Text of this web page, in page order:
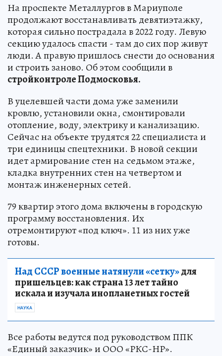
На проспекте Металлургов в Мариуполе
продолжают восстанавливать девятиэтажку,
которая сильно пострадала в 2022 году. Левую
секцию удалось спасти - там до сих пор живут
люди. А правую пришлось снести до основания
и строить заново. Об этом сообщили в
стройконтроле Подмосковья.
В уцелевшей части дома уже заменили
кровлю, установили окна, смонтировали
отопление, воду, электрику и канализацию.
Сейчас на объекте трудятся 22 специалиста и
три единицы спецтехники. В новой секции
идет армирование стен на седьмом этаже,
кладка внутренних стен на четвертом и
монтаж инженерных сетей.
79 квартир этого дома включены в городскую
программу восстановления. Их
отремонтируют «под ключ». 11 из них уже
готовы.
Над СССР военные натянули «сетку»для
пришельцев: как страна 13 лет тайно
искала и изучала инопланетных гостей
НАУКА
Все работы ведутся под руководством ППК
«Единый заказчик» и ООО «РКС-НР».